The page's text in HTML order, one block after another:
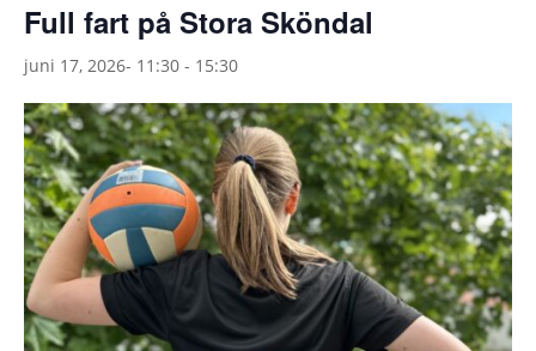
Full fart på Stora Sköndal
juni 17, 2026- 11:30 - 15:30